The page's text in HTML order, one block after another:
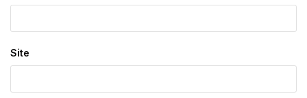
Site